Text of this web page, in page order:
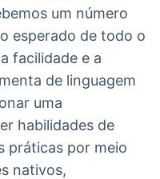
um número
esperado de todo o
facilidade e a
de linguagem
uma
habilidades de
práticas por meio
nativos,